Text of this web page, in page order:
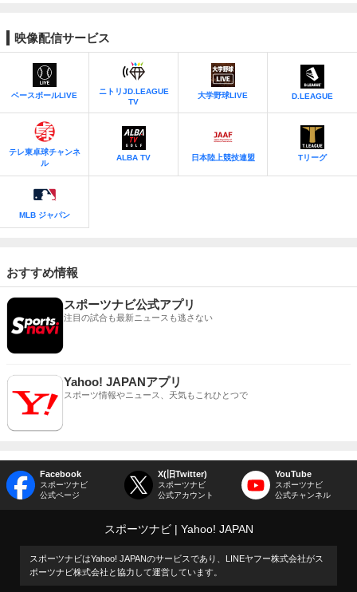
映像配信サービス
ベースボールLIVE
ニトリJD.LEAGUE
TV
大学野球LIVE D.LEAGUE
テレ東卓球チャンネ
ル
ALBA TV 日本陸上競技連盟 Tリーグ
MLB ジャパン
おすすめ情報
スポーツナビ公式アプリ
注目の試合も最新ニュースも逃さない
Yahoo! JAPANアプリ
スポーツ情報やニュース、天気もこれひとつで
Facebook
スポーツナビ
公式ページ
X(旧Twitter)
スポーツナビ
公式アカウント
YouTube
スポーツナビ
公式チャンネル
スポーツナビ Yahoo! JAPAN
スポーツナビはYahoo! JAPANのサービスであり、LINEヤフー株式会社がス
ポーツナビ株式会社と協力して運営しています。